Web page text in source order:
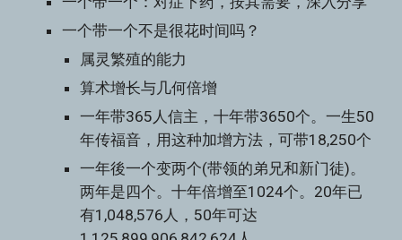
一个带一个不是很花时间吗？
属灵繁殖的能力
算术增长与几何倍增
一年带365人信主，十年带3650个。一生50
年传福音，用这种加增方法，可带18,250个
一年後一个变两个(带领的弟兄和新门徒)。
两年是四个。十年倍增至1024个。20年已
有1,048,576人，50年可达